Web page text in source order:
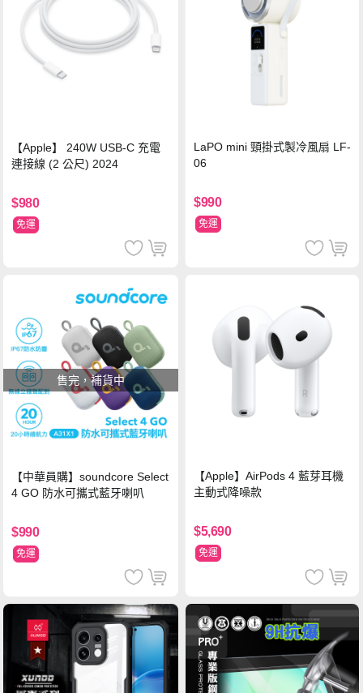
【Apple】 240W USB-C 充電
連接線 (2 公尺) 2024
$980
免運
LaPO mini 頸掛式製冷風扇 LF-
06
$990
免運
售完，補貨中
【中華員購】soundcore Select
4 GO 防水可攜式藍牙喇叭
$990
免運
【Apple】AirPods 4 藍芽耳機
主動式降噪款
$5,690
免運